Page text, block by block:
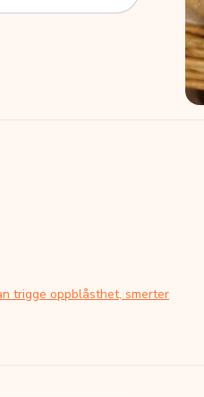
trigge oppblåsthet, smerter